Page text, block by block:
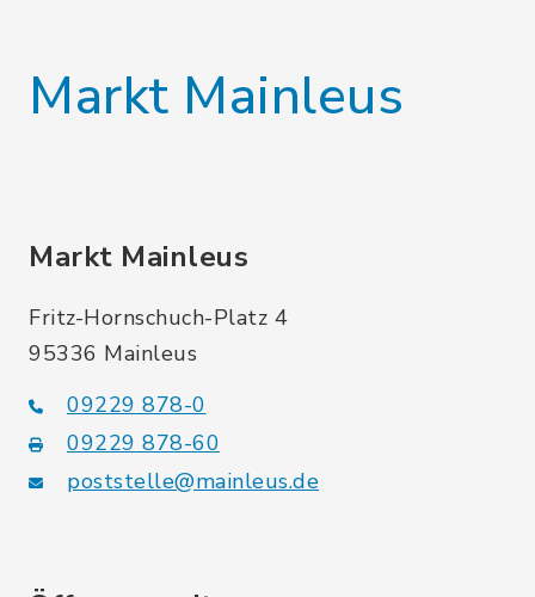
Markt Mainleus
Markt Mainleus
Fritz-Hornschuch-Platz 4
95336 Mainleus
09229 878-0
09229 878-60
poststelle@mainleus.de